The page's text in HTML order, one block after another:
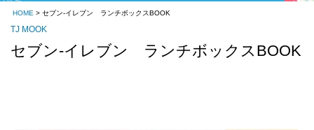
HOME > セブン‐イレブン ランチボックスBOOK
TJ MOOK
セブン‐イレブン ランチボックスBOOK